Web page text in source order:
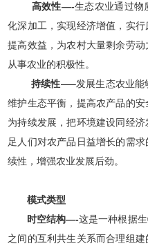
高效性—-生态农业通过物
化深加工，实现经济增值，实
提高效益，为农村大量剩余劳
从事农业的积极性。
持续性—–发展生态农业能
维护生态平衡，提高农产品的
为持续发展，把环境建设同经
足人们对农产品日益增长的需
续性，增强农业发展后劲。
模式类型
时空结构—-这是一种根据
之间的互利共生关系而合理组